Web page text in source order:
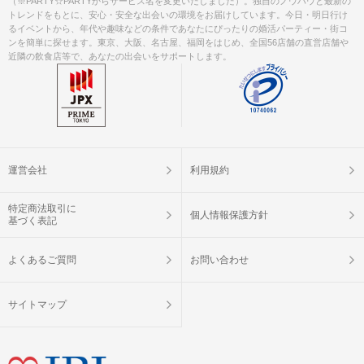
トレンドをもとに、安心・安全な出会いの環境をお届けしています。今日・明日行け
るイベントから、年代や趣味などの条件であなたにぴったりの婚活パーティー・街コ
ンを簡単に探せます。東京、大阪、名古屋、福岡をはじめ、全国56店舗の直営店舗や
近隣の飲食店等で、あなたの出会いをサポートします。
運営会社 利用規約
特定商法取引に
基づく表記
個人情報保護方針
よくあるご質問 お問い合わせ
サイトマップ